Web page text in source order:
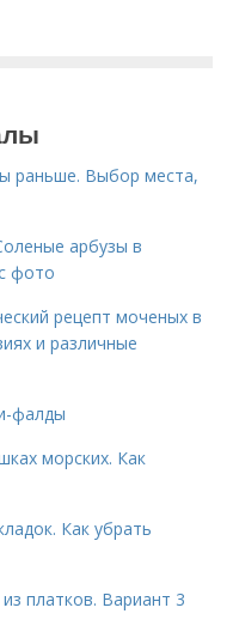
раньше. Выбор места,
арбузы в
фото
рецепт моченых в
и различные
фалды
морских. Как
Как убрать
платков. Вариант 3